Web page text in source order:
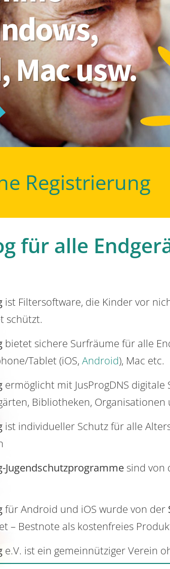
Mac usw.
Registrierung
für alle
ist Filtersoftware, die Kinder vor
schützt.
bietet sichere Surfräume für alle
Tablet (iOS, Android), Mac etc.
ermöglicht mit JusProgDNS
Bibliotheken, Organisationen
ist individueller Schutz für alle
Jugendschutzprogrammesind von
für Android und iOS wurde von der
– Bestnote als kostenfreies
e.V. ist ein gemeinnütziger Verein